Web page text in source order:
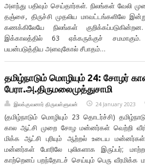
அளந்து பதிவும் செய்தார்கள். நிலங்கள் வேலி
தஞ்சை, திருச்சி முதலிய மாவட்டங்களிலே
கணக்கிலேயே நிலங்கள்
இக்காலத்தில் 63 ஏக்கருக்குச்
பயன்படுத்திய அளவுகோல் சீபாதம்…
தமிழ்நாடும் மொழியும் 24: சோழர்
பேரா.அ.திருமலைமுத்துசாமி
இலக்குவனார் திருவள்ளுவன் 24 January 2023
(தமிழ்நாடும் மொழியும் 23 தொடர்ச்சி)
கால ஆட்சி முறை சோழ மன்னர்கள் வெற்றி
மிக்க ஆட்சி புரியும் ஆற்றல் உடைய
மன்னர்கள் போரிலே புலிகளாக இருப்பர்;
காற்றெனப் பறந்தோடச் செய்யும் பெரு வீரமிக்க